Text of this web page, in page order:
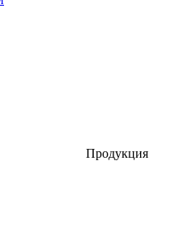
Продукция